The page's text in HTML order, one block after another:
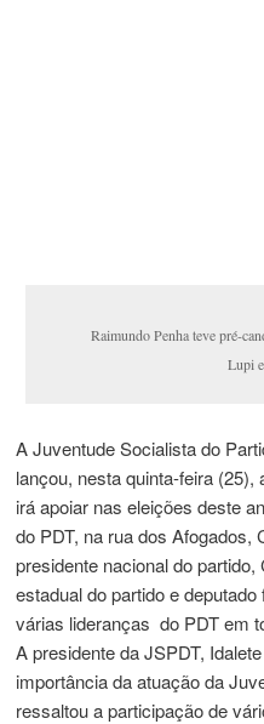
Raimundo Penha teve pré-
Lupi
A Juventude Socialista do
lançou, nesta quinta-feira
irá apoiar nas eleições deste
do PDT, na rua dos Afogados,
presidente nacional do
estadual do partido e
várias lideranças do PDT em
A presidente da JSPDT,
importância da atuação da
ressaltou a participação de